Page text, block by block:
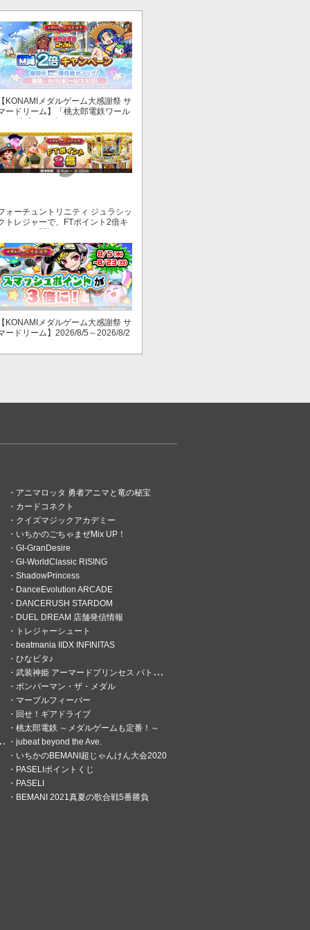
KONAMIメダルゲーム大感謝祭 サ
ードリーム】「桃太郎電鉄ワール
」でマイル獲得数が2倍！
ォーチュントリニティ ジュラシッ
トレジャーで、FTポイント2倍キ
KONAMIメダルゲーム大感謝祭 サ
ードリーム】2026/8/5～2026/8/2
アニマロッタ 勇者アニマと竜の秘宝
カードコネクト
クイズマジックアカデミー
いちかのごちゃまぜMix UP！
GI-GranDesire
GI-WorldClassic RISING
ShadowPrincess
DanceEvolution ARCADE
DANCERUSH STARDOM
DUEL DREAM 店舗発信情報
トレジャーシュート
beatmania IIDX INFINITAS
ひなビタ♪
武装神姫 アーマードプリンセス バトルコンダクター
ボンバーマン・ザ・メダル
マーブルフィーバー
回せ！ギアドライブ
桃太郎電鉄 ～メダルゲームも定番！～
jubeat beyond the Ave.
いちかのBEMANI超じゃんけん大会2020
PASELIポイントくじ
PASELI
BEMANI 2021真夏の歌合戦5番勝負